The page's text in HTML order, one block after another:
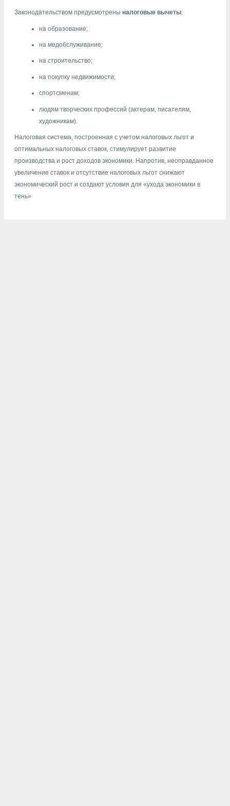
Законодательством предусмотрены налоговые вычеты:
на образование;
на медобслуживание;
на строительство;
на покупку недвижимости;
спортсменам;
людям творческих профессий (актерам, писателям,
художникам).
Налоговая система, построенная с учетом налоговых льгот и
оптимальных налоговых ставок, стимулирует развитие
производства и рост доходов экономики. Напротив, неоправданное
увеличение ставок и отсутствие налоговых льгот снижают
экономический рост и создают условия для «ухода экономики в
тень»